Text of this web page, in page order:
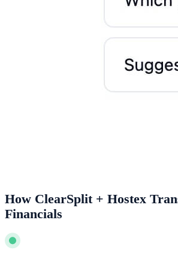
How ClearSplit + Hostex
Financials